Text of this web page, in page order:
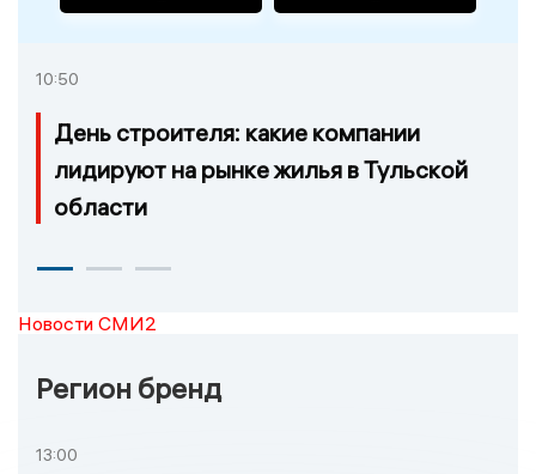
10:50
День строителя: какие компании
лидируют на рынке жилья в Тульской
области
Новости СМИ2
Регион бренд
13:00